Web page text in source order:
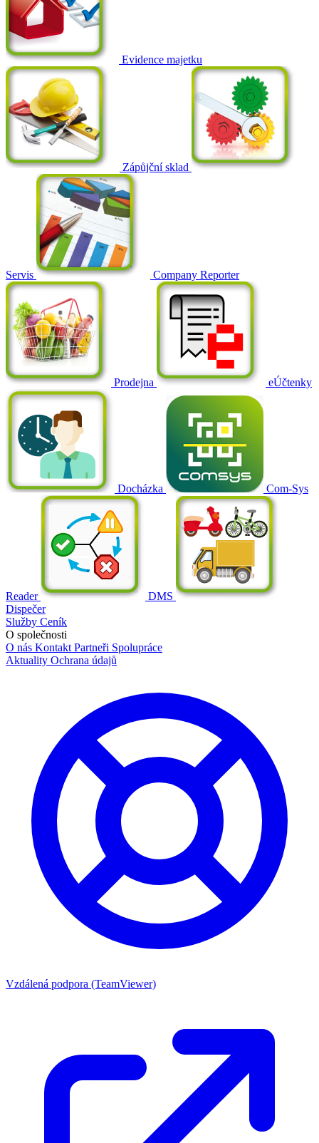
Evidence majetku
Zápůjční sklad
Servis Company Reporter
Prodejna eÚčtenky
Docházka Com-Sys
Reader
DMS
Dispečer
Služby Ceník
O společnosti
O nás Kontakt Partneři Spolupráce
Aktuality Ochrana údajů
Vzdálená podpora (TeamViewer)